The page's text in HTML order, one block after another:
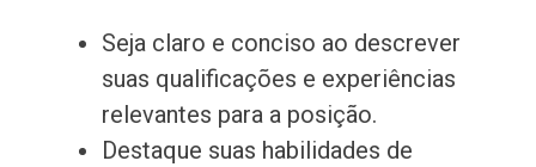
Seja claro e conciso ao descrever
suas qualificações e experiências
relevantes para a posição.
Destaque suas habilidades de